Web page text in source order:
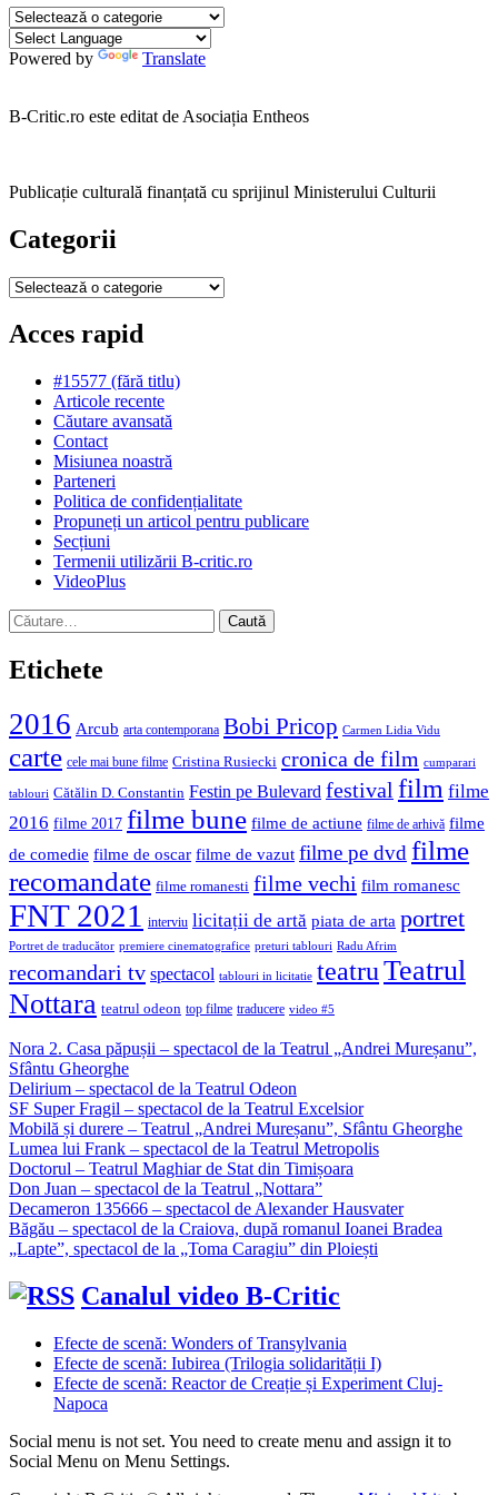
Categorii
Powered by Translate
B-Critic.ro este editat de Asociația Entheos
Publicație culturală finanțată cu sprijinul Ministerului Culturii
Categorii
Categorii
Acces rapid
#15577 (fără titlu)
Articole recente
Căutare avansată
Contact
Misiunea noastră
Parteneri
Politica de confidențialitate
Propuneți un articol pentru publicare
Secțiuni
Termenii utilizării B-critic.ro
VideoPlus
Caută
după:
Etichete
2016 Arcub arta contemporana Bobi Pricop Carmen Lidia Vidu
carte cele mai bune filme Cristina Rusiecki cronica de film cumparari
tablouri Cătălin D. Constantin Festin pe Bulevard festival film filme
2016 filme 2017 filme bune filme de actiune filme de arhivă filme
de comedie filme de oscar filme de vazut filme pe dvd filme
recomandate filme romanesti filme vechi film romanesc
FNT 2021 interviu licitații de artă piata de arta portret
Portret de traducător premiere cinematografice preturi tablouri Radu Afrim
recomandari tv spectacol tablouri in licitatie teatruTeatrul
Nottara teatrul odeon top filme traducere video #5
Nora 2. Casa păpușii – spectacol de la Teatrul „Andrei Mureșanu”,
Sfântu Gheorghe
Delirium – spectacol de la Teatrul Odeon
SF Super Fragil – spectacol de la Teatrul Excelsior
Mobilă și durere – Teatrul „Andrei Mureșanu”, Sfântu Gheorghe
Lumea lui Frank – spectacol de la Teatrul Metropolis
Doctorul – Teatrul Maghiar de Stat din Timișoara
Don Juan – spectacol de la Teatrul „Nottara”
Decameron 135666 – spectacol de Alexander Hausvater
Băgău – spectacol de la Craiova, după romanul Ioanei Bradea
„Lapte”, spectacol de la „Toma Caragiu” din Ploiești
Canalul video B-Critic
Efecte de scenă: Wonders of Transylvania
Efecte de scenă: Iubirea (Trilogia solidarității I)
Efecte de scenă: Reactor de Creație și Experiment Cluj-
Napoca
Social menu is not set. You need to create menu and assign it to
Social Menu on Menu Settings.